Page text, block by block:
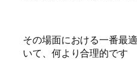
その場面における一番最
いて、何より合理的です